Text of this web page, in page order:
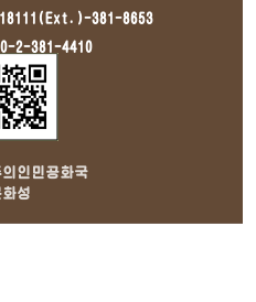
381-8653
2-381-4410
인민공화국
화성